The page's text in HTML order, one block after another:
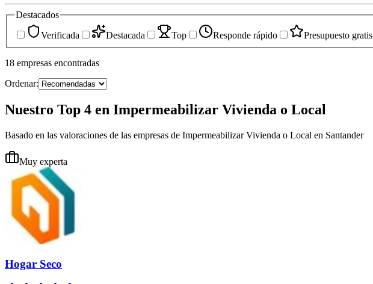
Destacados
Verificada
Destacada Top Responde rápido Presupuesto gratis
18 empresas encontradas
Ordenar:
Nuestro Top 4 en Impermeabilizar Vivienda o Local
Basado en las valoraciones de las empresas de Impermeabilizar Vivienda o Local en Santander
Muy experta
Hogar Seco